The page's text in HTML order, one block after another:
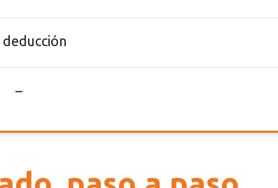
deducción
–